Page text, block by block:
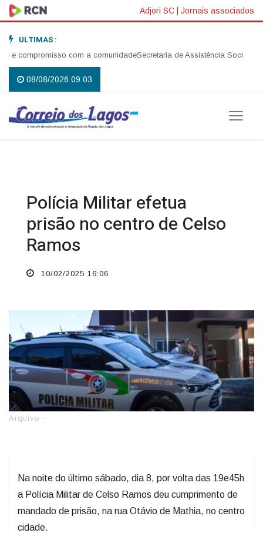
Adjori SC | Jornais associados
ULTIMAS :
com a comunidadeSecretaria de Assistência Social
08/08/2026 09:03
Polícia Militar efetua
prisão no centro de Celso
Ramos
10/02/2025 16:06
Arquivo -
Na noite do último sábado, dia 8, por volta das 19e45h
a Polícia Militar de Celso Ramos deu cumprimento de
mandado de prisão, na rua Otávio de Mathia, no centro
cidade.